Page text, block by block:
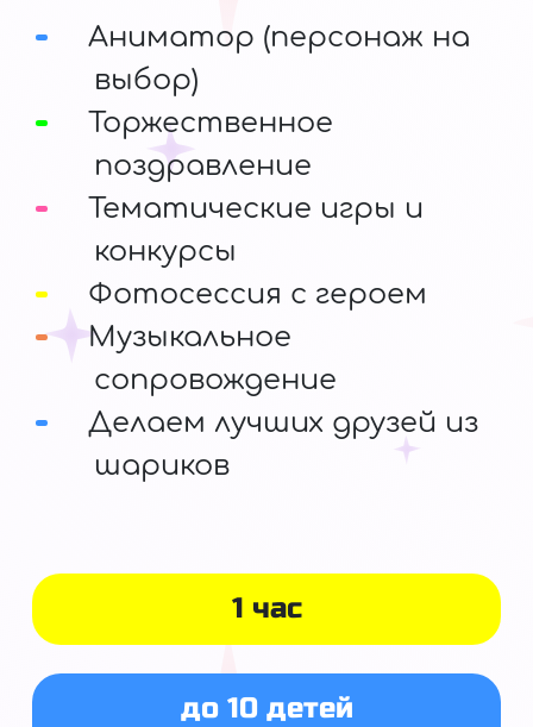
1 час
до 10 детей
Аниматор (персонаж на
выбор)
Торжественное
поздравление
Тематические игры и
конкурсы
Фотосессия с героем
Музыкальное
сопровождение
Делаем лучших друзей из
шариков